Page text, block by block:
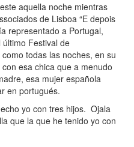
aquella noche mientras
de Lisboa “E depois
representado a Portugal,
Festival de
todas las noches, en su
esa chica que a menudo
esa mujer española
en portugués.
yo con tres hijos. Ojala
que la que he tenido yo con